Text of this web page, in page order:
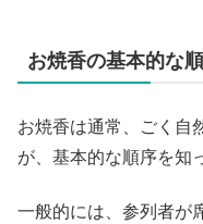
お焼香の基本的な
お焼香は通常、ごく自
が、基本的な順序を知
一般的には、参列者が